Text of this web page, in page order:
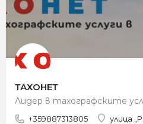
ТАХОНЕТ
Лидер в тахографските
+359887313805 улица